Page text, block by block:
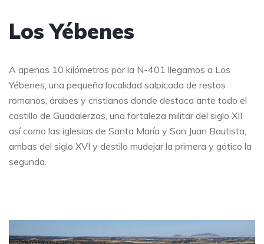
Los Yébenes
A apenas 10 kilómetros por la N-401 llegamos a Los
Yébenes, una pequeña localidad salpicada de restos
romanos, árabes y cristianos donde destaca ante todo el
castillo de Guadalerzas, una fortaleza militar del siglo XII
así como las iglesias de Santa María y San Juan Bautista,
ambas del siglo XVI y destilo mudejar la primera y gótico la
segunda.